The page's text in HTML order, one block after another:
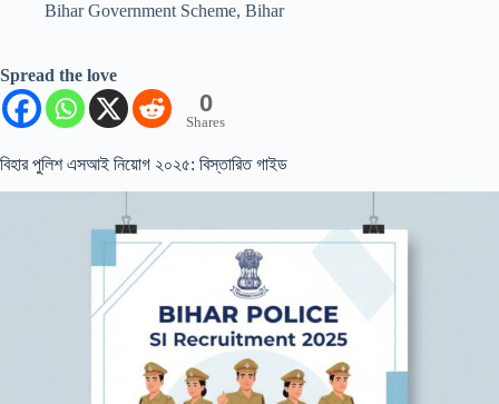
Bihar Government Scheme, Bihar
Spread the love
0
Shares
বিহার পুলিশ এসআই নিয়োগ ২০২৫: বিস্তারিত গাইড